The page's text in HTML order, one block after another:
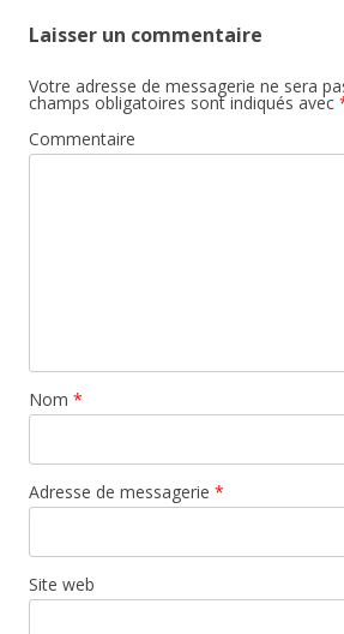
Laisser un commentaire
Votre adresse de messagerie ne sera
champs obligatoires sont indiqués avec
Commentaire
Nom *
Adresse de messagerie *
Site web